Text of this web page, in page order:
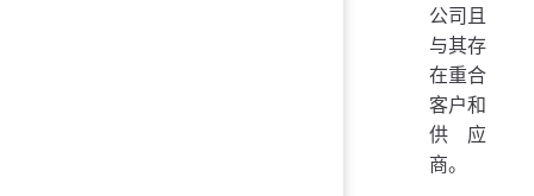
公司且
与其存
在重合
客户和
供应
商。